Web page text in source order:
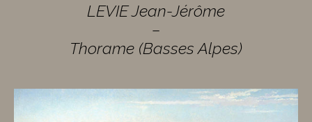
LEVIE Jean-Jérôme
–
Thorame (Basses Alpes)